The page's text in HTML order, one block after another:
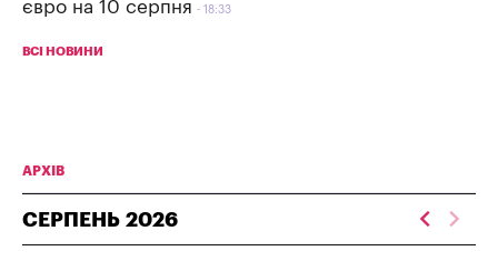
євро на 10 серпня
18:33
ВСІ НОВИНИ
АРХІВ
СЕРПЕНЬ 2026